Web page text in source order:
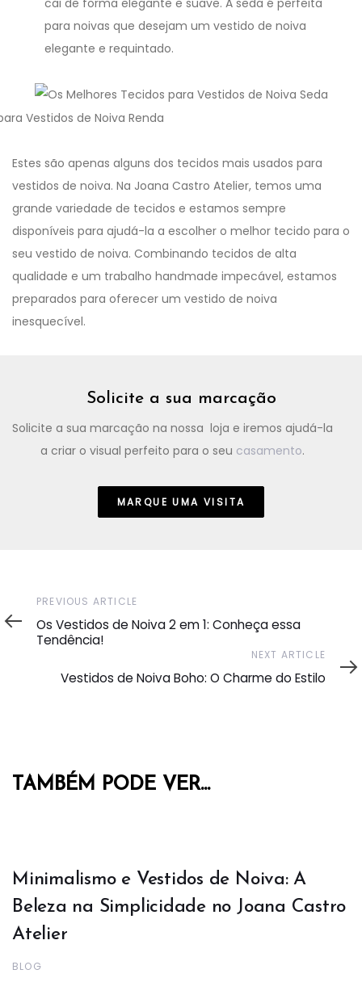
para noivas que desejam um vestido de noiva
elegante e requintado.
Estes são apenas alguns dos tecidos mais usados para
vestidos de noiva. Na Joana Castro Atelier, temos uma
grande variedade de tecidos e estamos sempre
disponíveis para ajudá-la a escolher o melhor tecido para o
seu vestido de noiva. Combinando tecidos de alta
qualidade e um trabalho handmade impecável, estamos
preparados para oferecer um vestido de noiva
inesquecível.
Solicite a sua marcação
Solicite a sua marcação na nossa loja e iremos ajudá-la
a criar o visual perfeito para o seu casamento.
MARQUE UMA VISITA
Previous
Article
PREVIOUS ARTICLE
Os Vestidos de Noiva 2 em 1: Conheça essa
Tendência!
Article
NEXT ARTICLE
Vestidos de Noiva Boho: O Charme do Estilo
TAMBÉM PODE VER...
Minimalismo e Vestidos de Noiva: A
Beleza na Simplicidade no Joana Castro
Atelier
BLOG